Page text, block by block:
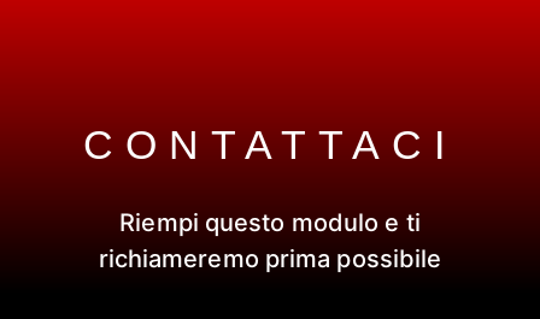
CONTATTACI
Riempi questo modulo e ti
richiameremo prima possibile